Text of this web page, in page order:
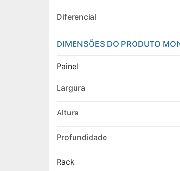
Diferencial
DIMENSÕES DO PRODUTO
Painel
Largura
Altura
Profundidade
Rack